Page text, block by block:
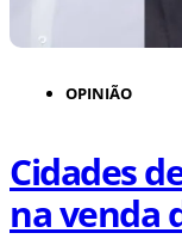
OPINIÃO
Cidades
na venda